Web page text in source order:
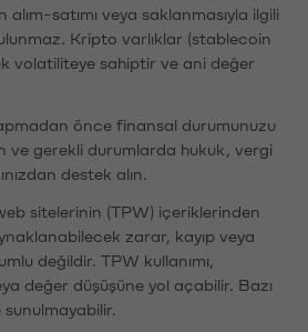
alım-satımı veya saklanmasıyla ilgili
Kripto varlıklar (stablecoin
volatiliteye sahiptir ve ani değer
önce finansal durumunuzu
ve gerekli durumlarda hukuk, vergi
destek alın.
sitelerinin (TPW) içeriklerinden
zarar, kayıp veya
değildir. TPW kullanımı,
değer düşüşüne yol açabilir. Bazı